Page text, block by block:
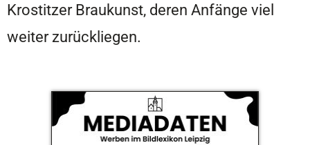
Krostitzer Braukunst, deren Anfänge viel
weiter zurückliegen.